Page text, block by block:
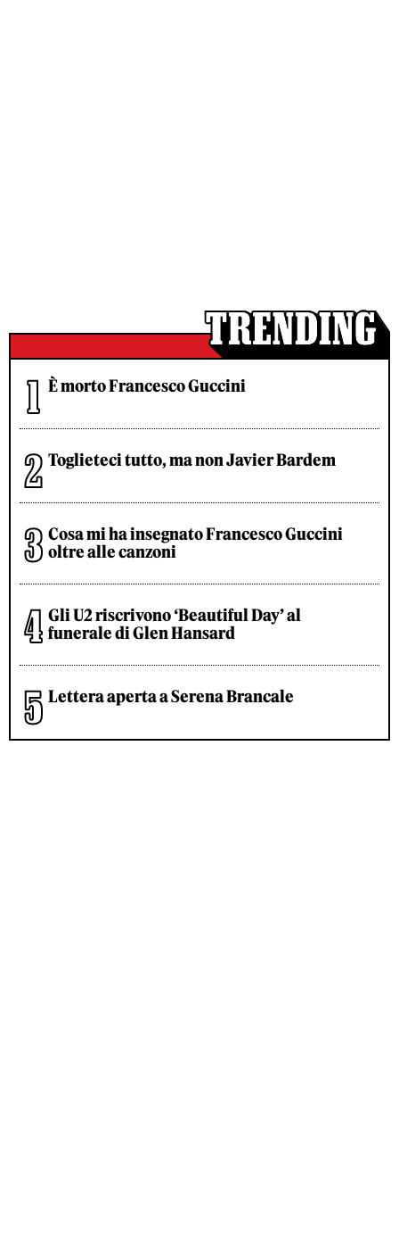
È morto Francesco Guccini
Toglieteci tutto, ma non Javier Bardem
Cosa mi ha insegnato Francesco Guccini
oltre alle canzoni
Gli U2 riscrivono ‘Beautiful Day’ al
funerale di Glen Hansard
Lettera aperta a Serena Brancale